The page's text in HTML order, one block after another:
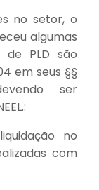
no setor, o
algumas
de PLD são
em seus §§
ser
no
com